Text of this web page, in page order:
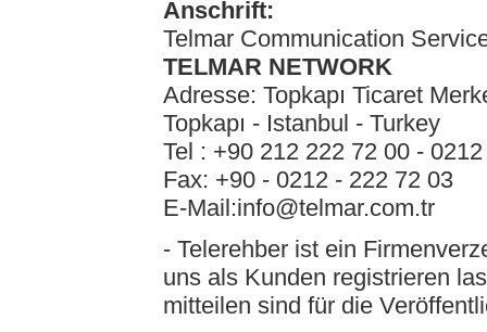
Anschrift:
Telmar Communication
TELMAR NETWORK
Adresse: Topkapı Ticaret
Topkapı - Istanbul - Turkey
Tel : +90 212 222 72 00 -
Fax: +90 - 0212 - 222 72 03
E-Mail:info@telmar.com.tr
- Telerehber ist ein
uns als Kunden registrieren
mitteilen sind für die